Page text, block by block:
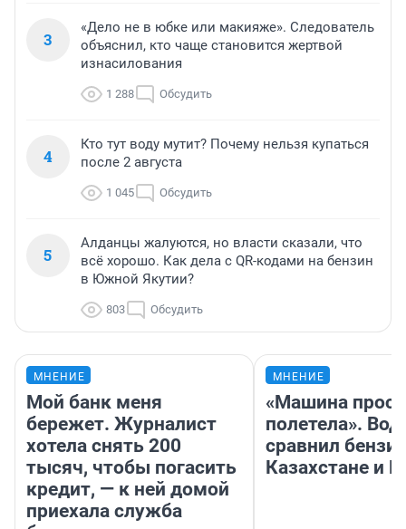
3
«Дело не в юбке или макияже». Следователь
объяснил, кто чаще становится жертвой
изнасилования
1 288 Обсудить
4
Кто тут воду мутит? Почему нельзя купаться
после 2 августа
1 045 Обсудить
5
Алданцы жалуются, но власти сказали, что
всё хорошо. Как дела с QR-кодами на бензин
в Южной Якутии?
803 Обсудить
МНЕНИЕ
Мой банк меня
бережет. Журналист
хотела снять 200
тысяч, чтобы погасить
кредит, — к ней домой
приехала служба
МНЕНИЕ
«Машина
полетела».
сравнил
Казахстане и